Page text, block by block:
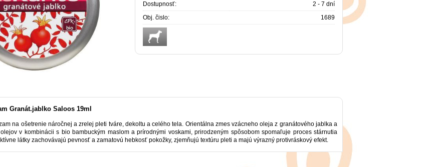
Dostupnosť:
2 - 7 dní
Obj. čislo:
1689
Granát.jablko Saloos 19ml
na ošetrenie náročnej a zrelej pleti tváre, dekoltu a celého tela. Orientálna zmes vzácneho oleja z granátového jablka a
v kombinácii s bio bambuckým maslom a prírodnými voskami, prirodzeným spôsobom spomaľuje proces stárnutia
látky zachovávajú pevnosť a zamatovú hebkosť pokožky, zjemňujú textúru pleti a majú výrazný protivráskový efekt.